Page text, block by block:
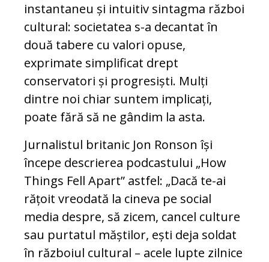
instantaneu și intuitiv sintagma război
cultural: societatea s-a decantat în
două tabere cu valori opuse,
exprimate simplificat drept
conservatori și progresiști. Mulți
dintre noi chiar suntem implicați,
poate fără să ne gândim la asta.
Jurnalistul britanic Jon Ronson își
începe descrierea podcastului „How
Things Fell Apart” astfel: „Dacă te-ai
rățoit vreodată la cineva pe social
media despre, să zicem, cancel culture
sau purtatul măștilor, ești deja soldat
în războiul cultural – acele lupte zilnice